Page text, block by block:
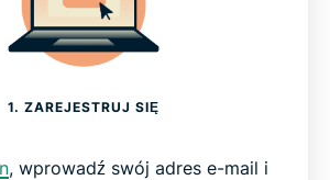
1. ZAREJESTRUJ SIĘ
, wprowadź swój adres e-mail i